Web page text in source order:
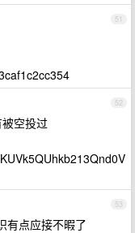
51
52
空投过
53
有点应接不暇了